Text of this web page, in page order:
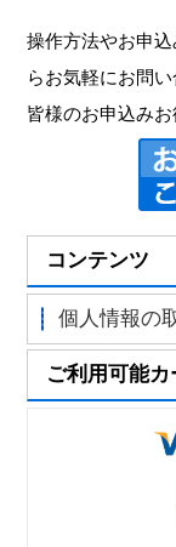
操作方法やお申
らお気軽にお問い
皆様のお申込みお
コンテンツ
個人情報の
ご利用可能カ